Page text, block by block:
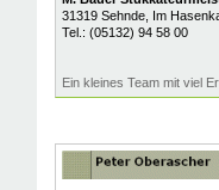
31319 Sehnde, Im
Tel.: (05132) 94 58 00
Ein kleines Team mit viel